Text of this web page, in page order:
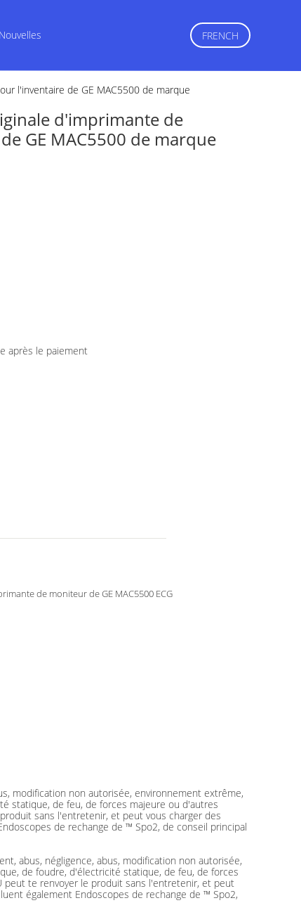
Nouvelles FRENCH
l'inventaire de GE MAC5500 de marque
d'imprimante de
GE MAC5500 de marque
après le paiement
de moniteur de GE MAC5500 ECG
modification non autorisée, environnement extrême,
statique, de feu, de forces majeure ou d'autres
sans l'entretenir, et peut vous charger des
de rechange de ™ Spo2, de conseil principal
abus, négligence, abus, modification non autorisée,
de foudre, d'électricité statique, de feu, de forces
peut te renvoyer le produit sans l'entretenir, et peut
également Endoscopes de rechange de ™ Spo2,